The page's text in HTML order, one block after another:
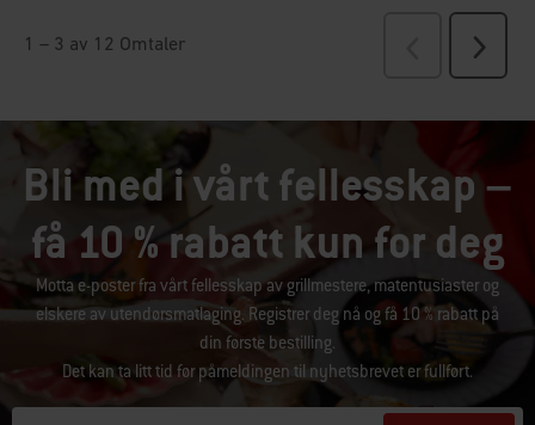
Bli med i vårt fellesskap –
få 10 % rabatt kun for deg
Motta e-poster fra vårt fellesskap av grillmestere, matentusiaster og
elskere av utendørsmatlaging. Registrer deg nå og få 10 % rabatt på
din første bestilling.
Det kan ta litt tid før påmeldingen til nyhetsbrevet er fullført.